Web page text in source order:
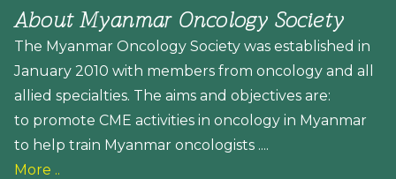
About Myanmar Oncology Society
The Myanmar Oncology Society was established in
January 2010 with members from oncology and all
allied specialties. The aims and objectives are:
to promote CME activities in oncology in Myanmar
to help train Myanmar oncologists ....
More ..